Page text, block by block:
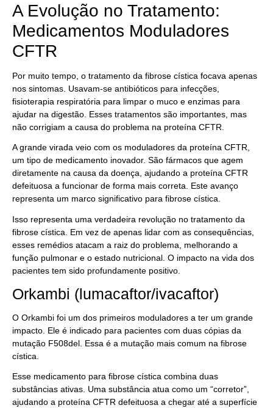
A Evolução no Tratamento:
Medicamentos Moduladores
CFTR
Por muito tempo, o tratamento da fibrose cística focava apenas
nos sintomas. Usavam-se antibióticos para infecções,
fisioterapia respiratória para limpar o muco e enzimas para
ajudar na digestão. Esses tratamentos são importantes, mas
não corrigiam a causa do problema na proteína CFTR.
A grande virada veio com os moduladores da proteína CFTR,
um tipo de medicamento inovador. São fármacos que agem
diretamente na causa da doença, ajudando a proteína CFTR
defeituosa a funcionar de forma mais correta. Este avanço
representa um marco significativo para fibrose cística.
Isso representa uma verdadeira revolução no tratamento da
fibrose cística. Em vez de apenas lidar com as consequências,
esses remédios atacam a raiz do problema, melhorando a
função pulmonar e o estado nutricional. O impacto na vida dos
pacientes tem sido profundamente positivo.
Orkambi (lumacaftor/ivacaftor)
O Orkambi foi um dos primeiros moduladores a ter um grande
impacto. Ele é indicado para pacientes com duas cópias da
mutação F508del. Essa é a mutação mais comum na fibrose
cística.
Esse medicamento para fibrose cística combina duas
substâncias ativas. Uma substância atua como um “corretor”,
ajudando a proteína CFTR defeituosa a chegar até a superfície